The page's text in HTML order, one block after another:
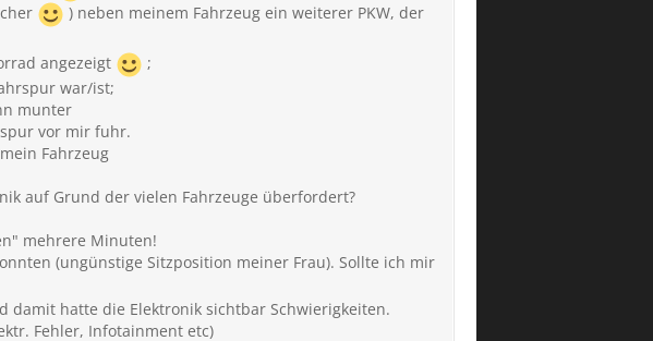
) neben meinem Fahrzeug ein weiterer PKW, der
angezeigt
;
war/ist;
munter
vor mir fuhr.
Fahrzeug
auf Grund der vielen Fahrzeuge überfordert?
mehrere Minuten!
(ungünstige Sitzposition meiner Frau). Sollte ich mir
damit hatte die Elektronik sichtbar Schwierigkeiten.
Fehler, Infotainment etc)